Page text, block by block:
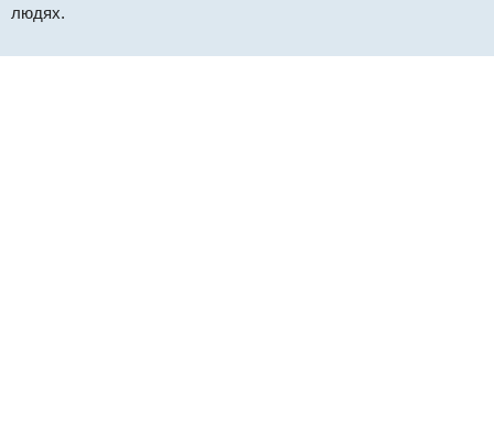
людях.